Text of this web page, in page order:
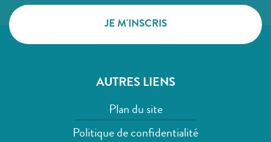
AUTRES LIENS
Plan du site
Politique de confidentialité